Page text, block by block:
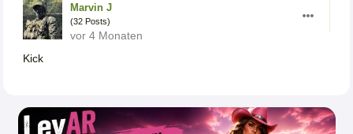
Marvin J
(32 Posts)
vor 4 Monaten
Kick